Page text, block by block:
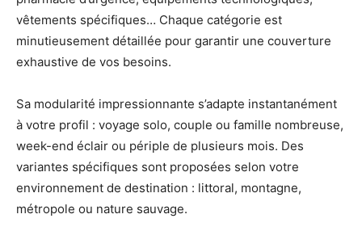
vêtements spécifiques… Chaque catégorie est
minutieusement détaillée pour garantir une couverture
exhaustive de vos besoins.
Sa modularité impressionnante s’adapte instantanément
à votre profil : voyage solo, couple ou famille nombreuse,
week-end éclair ou périple de plusieurs mois. Des
variantes spécifiques sont proposées selon votre
environnement de destination : littoral, montagne,
métropole ou nature sauvage.